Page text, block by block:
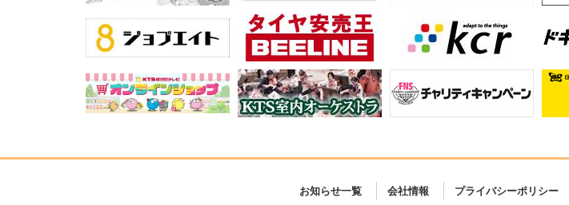
お知らせ一覧 会社情報 プライバシーポリシー